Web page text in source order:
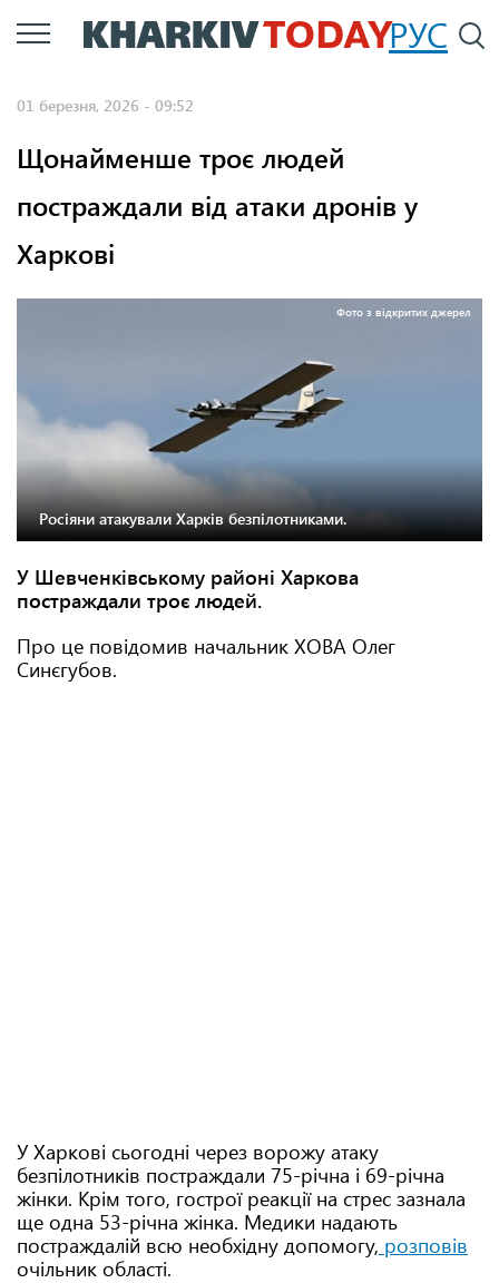
Перейти
до
РУС
01 березня, 2026 - 09:52
Щонайменше троє людей
постраждали від атаки дронів у
Харкові
Фото з відкритих джерел
Росіяни атакували Харків безпілотниками.
У Шевченківському районі Харкова
постраждали троє людей.
Про це повідомив начальник ХОВА Олег
Синєгубов.
У Харкові сьогодні через ворожу атаку
безпілотників постраждали 75-річна і 69-річна
жінки. Крім того, гострої реакції на стрес зазнала
ще одна 53-річна жінка. Медики надають
постраждалій всю необхідну допомогу, розповів
очільник області.